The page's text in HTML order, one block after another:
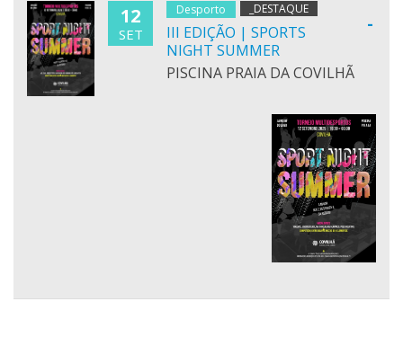
-
12
SET
Desporto _DESTAQUE
III EDIÇÃO | SPORTS
NIGHT SUMMER
PISCINA PRAIA DA COVILHÃ